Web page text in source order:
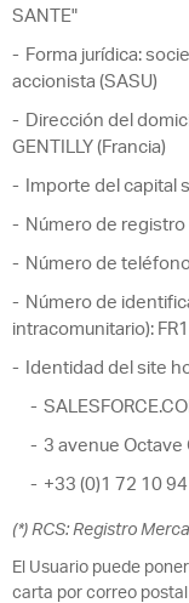
SANTE"
Forma jurídica:
accionista (SASU)
Dirección del
GENTILLY (Francia)
Importe del capital
Número de registro
Número de
Número de
intracomunitario):
Identidad del site
3 avenue Octave
+33 (0)1 72 10
(*) RCS: Registro
El Usuario puede
carta por correo